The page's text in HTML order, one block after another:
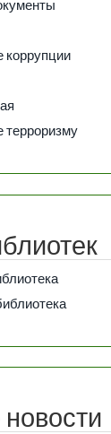
коррупции
терроризму